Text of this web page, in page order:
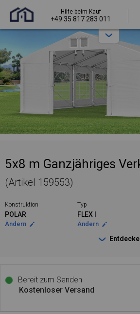
Hilfe beim Kauf
+49 35 817 283 011
5x8 m Ganzjähriges
(Artikel 159553)
Konstruktion
POLAR
Ändern
Typ
FLEX I
Ändern
Bereit zum Senden
Kostenloser Versand